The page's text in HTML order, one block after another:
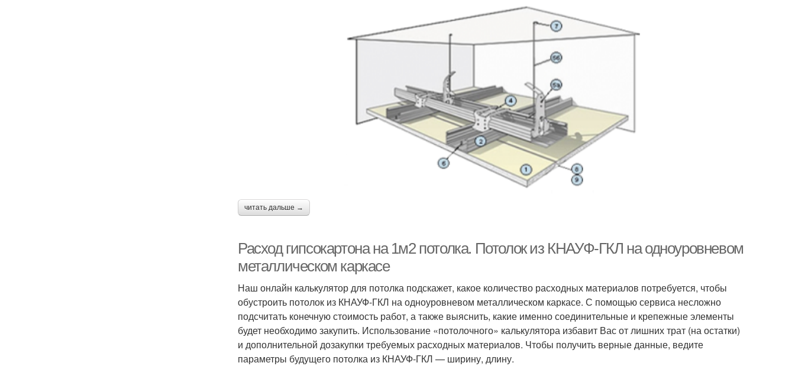
читать дальше →
Расход гипсокартона на 1м2 потолка. Потолок из КНАУФ-ГКЛ на одноуровневом
металлическом каркасе
Наш онлайн калькулятор для потолка подскажет, какое количество расходных материалов потребуется, чтобы
обустроить потолок из КНАУФ-ГКЛ на одноуровневом металлическом каркасе. С помощью сервиса несложно
подсчитать конечную стоимость работ, а также выяснить, какие именно соединительные и крепежные элементы
будет необходимо закупить. Использование «потолочного» калькулятора избавит Вас от лишних трат (на остатки)
и дополнительной дозакупки требуемых расходных материалов. Чтобы получить верные данные, ведите
параметры будущего потолка из КНАУФ-ГКЛ — ширину, длину.